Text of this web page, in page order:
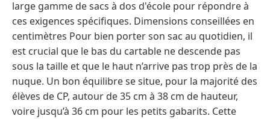
large gamme de sacs à dos d'école pour répondre à
ces exigences spécifiques. Dimensions conseillées en
centimètres Pour bien porter son sac au quotidien, il
est crucial que le bas du cartable ne descende pas
sous la taille et que le haut n’arrive pas trop près de la
nuque. Un bon équilibre se situe, pour la majorité des
élèves de CP, autour de 35 cm à 38 cm de hauteur,
voire jusqu’à 36 cm pour les petits gabarits. Cette